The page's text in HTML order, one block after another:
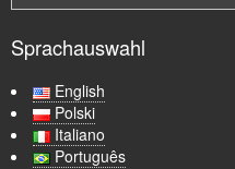
Sprachauswahl
English
Polski
Italiano
Português